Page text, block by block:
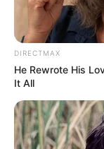
Politics
Bollywood
Crime
Vadodara
Money
Sport
DIRECTMAX
He Rewrote His
It All